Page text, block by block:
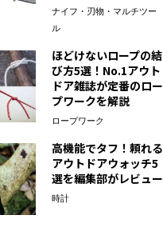
ナイフ・刃物・マルチツー
ル
ほどけないロープの結
び方5選！No.1アウト
ドア雑誌が定番のロー
プワークを解説
ロープワーク
高機能でタフ！頼れる
アウトドアウォッチ5
選を編集部がレビュー
時計